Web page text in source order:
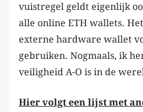
vuistregel geldt eigenlijk
alle online ETH wallets.
externe hardware wallet
gebruiken. Nogmaals, ik
veiligheid A-O is in de
Hier volgt een lijst met